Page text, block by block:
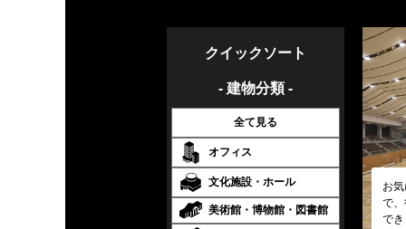
クイックソート
- 建物分類 -
全て見る
オフィス
文化施設・ホール
美術館・博物館・図書館
お
で
で